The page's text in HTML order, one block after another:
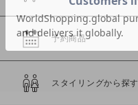
予約商品
スタイリングから探す